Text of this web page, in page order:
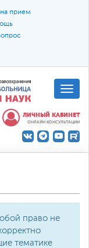
прием
A
ЛИЧНЫЙ КАБИНЕТ
ОНЛАЙН КОНСУЛЬТАЦИИ
право не
тематике